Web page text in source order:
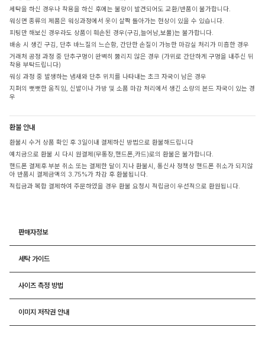
세탁을 하신 경우나 착용을 하신 후에는 불량이 발견되어도 교환/반품이 불가합니다.
워싱면 종류의 제품은 워싱과정에서 옷이 살짝 돌아가는 현상이 있을 수 있습니다.
피팅만 해보신 경우라도 상품이 훼손된 경우(구김,늘어남,보풀)는 불가합니다.
배송 시 생긴 구김, 단추 바느질의 느슨함, 간단한 손질이 가능한 마감실 처리가 미흡한 경우
거래처 공정 과정 중 단추구멍이 완벽히 뚫리지 않은 경우 (가위로 간단하게 구멍을 내주신 뒤
착용 부탁드립니다)
워싱 과정 중 발생하는 냄새와 단추 위치를 나타내는 초크 자국이 남은 경우
지퍼의 뻣뻣한 움직임, 신발이나 가방 및 소품 마감 처리에서 생긴 소량의 본드 자국이 있는 경
우
환불 안내
환불시 수거 상품 확인 후 3일이내 결제하신 방법으로 환불해드립니다
예치금으로 환불 시 다시 원결제(무통장,핸드폰,카드)로의 환불은 불가합니다.
핸드폰 결제후 부분 취소 또는 결제한 달이 지나 환불시, 통신사 정책상 핸드폰 취소가 되지않
아 반품시 결제금액의 3.75%가 차감 후 환불됩니다.
적립금과 복합 결제하여 주문하였을 경우 환불 요청시 적립금이 우선적으로 환원됩니다.
판매자정보
세탁 가이드
사이즈 측정 방법
이미지 저작권 안내